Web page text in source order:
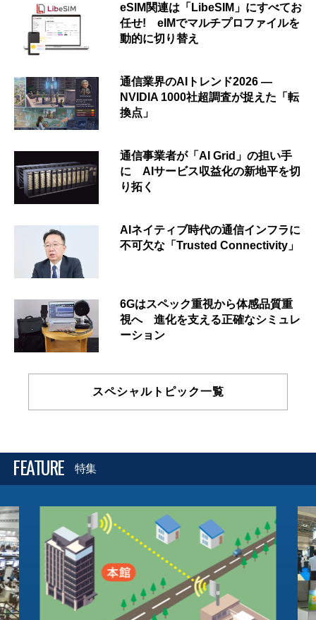
eSIM関連は「LibeSIM」にすべてお
任せ! eIMでマルチプロファイルを
動的に切り替え
通信業界のAIトレンド2026 ―
NVIDIA 1000社超調査が捉えた「転
換点」
通信事業者が「AI Grid」の担い手
に AIサービス収益化の新地平を切
り拓く
AIネイティブ時代の通信インフラに
不可欠な「Trusted Connectivity」
6Gはスペック重視から体感品質重
視へ 進化を支える正確なシミュレ
ーション
スペシャルトピック一覧
FEATURE 特集